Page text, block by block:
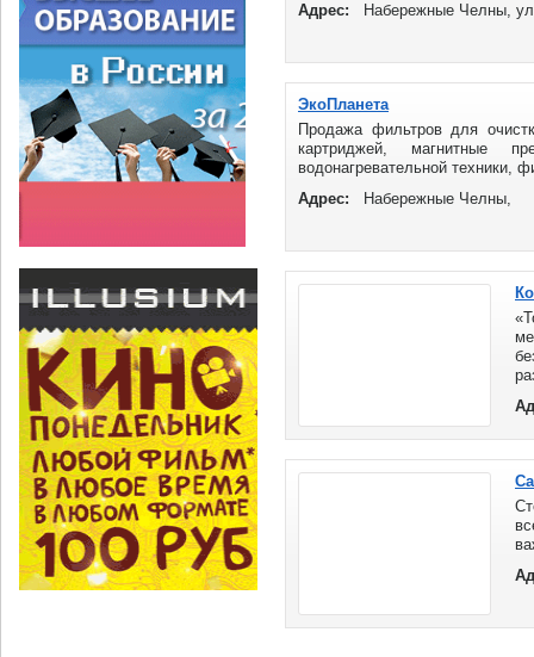
Адрес:
Набережные Челны,
ЭкоПланета
Продажа фильтров для
картриджей, магнитные
водонагревательной техники,
Адрес:
Набережные Челны,